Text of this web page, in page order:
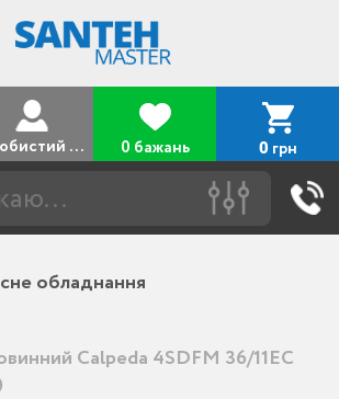
Особистий кабінет 0 бажань 0 грн
обладнання
Calpeda 4SDFM 36/11EC